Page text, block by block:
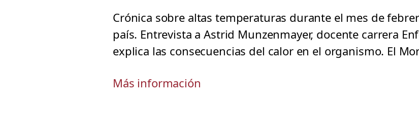
Crónica sobre altas temperaturas durante el mes de
país. Entrevista a Astrid Munzenmayer, docente carrera
explica las consecuencias del calor en el organismo. El
Más información